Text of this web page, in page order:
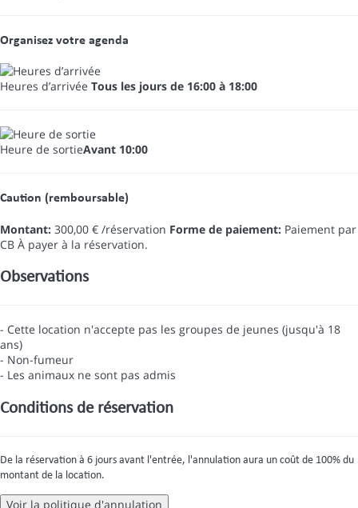
Organisez votre agenda
Heures d’arrivée Tous les jours de 16:00 à 18:00
Heure de sortieAvant 10:00
Caution (remboursable)
Montant: 300,00 € /réservation Forme de paiement: Paiement par
CB À payer à la réservation.
Observations
- Cette location n'accepte pas les groupes de jeunes (jusqu'à 18
ans)
- Non-fumeur
- Les animaux ne sont pas admis
Conditions de réservation
De la réservation à 6 jours avant l'entrée, l'annulation aura un coût de 100% du
montant de la location.
Voir la politique d'annulation